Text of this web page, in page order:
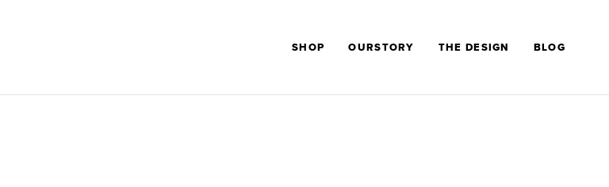
SHOP OURSTORY THE DESIGN BLOG